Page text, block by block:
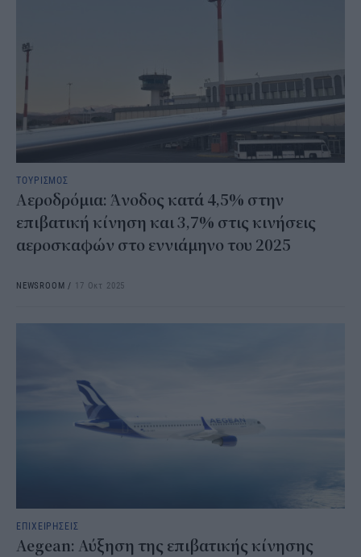
ΤΟΥΡΙΣΜΟΣ
Αεροδρόμια: Άνοδος κατά 4,5% στην
επιβατική κίνηση και 3,7% στις κινήσεις
αεροσκαφών στο εννιάμηνο του 2025
NEWSROOM / 17 Οκτ 2025
ΕΠΙΧΕΙΡΗΣΕΙΣ
Aegean: Αύξηση της επιβατικής κίνησης